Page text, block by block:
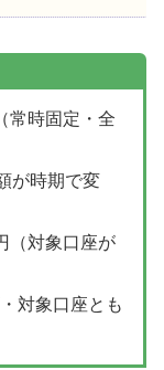
（常時固定・全
が時期で変
（対象口座が
対象口座とも